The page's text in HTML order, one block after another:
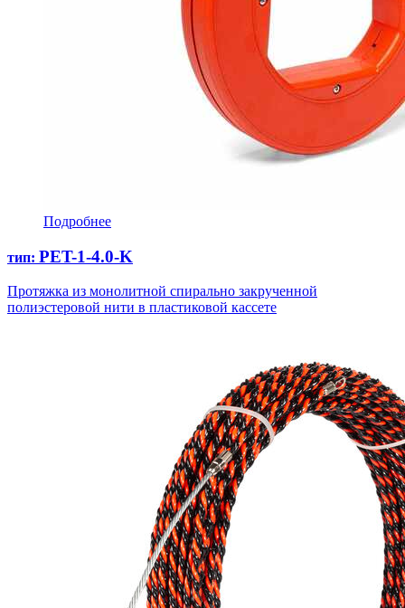
Подробнее
тип: PET-1-4.0-K
Протяжка из монолитной спирально закрученной
полиэстеровой нити в пластиковой кассете